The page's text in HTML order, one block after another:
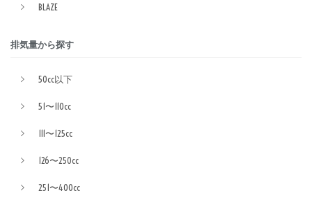
BLAZE
排気量から探す
50cc以下
51〜110cc
111〜125cc
126〜250cc
251〜400cc